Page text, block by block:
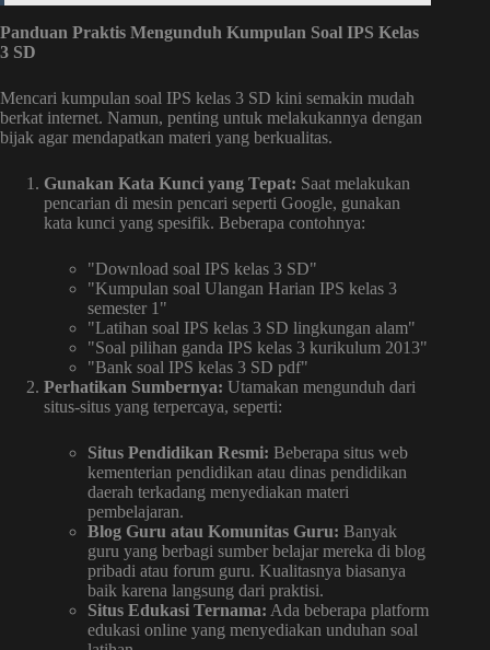
Panduan Praktis Mengunduh Kumpulan Soal IPS Kelas
3 SD
Mencari kumpulan soal IPS kelas 3 SD kini semakin mudah
berkat internet. Namun, penting untuk melakukannya dengan
bijak agar mendapatkan materi yang berkualitas.
Gunakan Kata Kunci yang Tepat: Saat melakukan
pencarian di mesin pencari seperti Google, gunakan
kata kunci yang spesifik. Beberapa contohnya:
"Download soal IPS kelas 3 SD"
"Kumpulan soal Ulangan Harian IPS kelas 3
semester 1"
"Latihan soal IPS kelas 3 SD lingkungan alam"
"Soal pilihan ganda IPS kelas 3 kurikulum 2013"
"Bank soal IPS kelas 3 SD pdf"
Perhatikan Sumbernya: Utamakan mengunduh dari
situs-situs yang terpercaya, seperti:
Situs Pendidikan Resmi: Beberapa situs web
kementerian pendidikan atau dinas pendidikan
daerah terkadang menyediakan materi
pembelajaran.
Blog Guru atau Komunitas Guru: Banyak
guru yang berbagi sumber belajar mereka di blog
pribadi atau forum guru. Kualitasnya biasanya
baik karena langsung dari praktisi.
Situs Edukasi Ternama: Ada beberapa platform
edukasi online yang menyediakan unduhan soal